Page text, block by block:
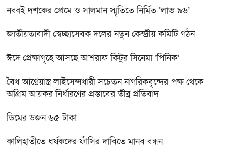
নব্বই দশকের প্রেমে ও সালমান স্মৃতিতে নির্মিত ‘লাভ ৯৬’
জাতীয়তাবাদী স্বেচ্ছাসেবক দলের নতুন কেন্দ্রীয় কমিটি গঠন
ঈদে প্রেক্ষাগৃহে আসছে আশরাফ কিটুর সিনেমা ‘পিনিক’
বৈধ আগ্নেয়াস্ত্র লাইসেন্সধারী সচেতন নাগরিকবৃন্দের পক্ষ থেকে
অগ্রিম আয়কর নির্ধারণের প্রস্তাবের তীব্র প্রতিবাদ
ডিমের ডজন ৬৫ টাকা
কালিহাতীতে ধর্ষকদের ফাঁসির দাবিতে মানব বন্ধন